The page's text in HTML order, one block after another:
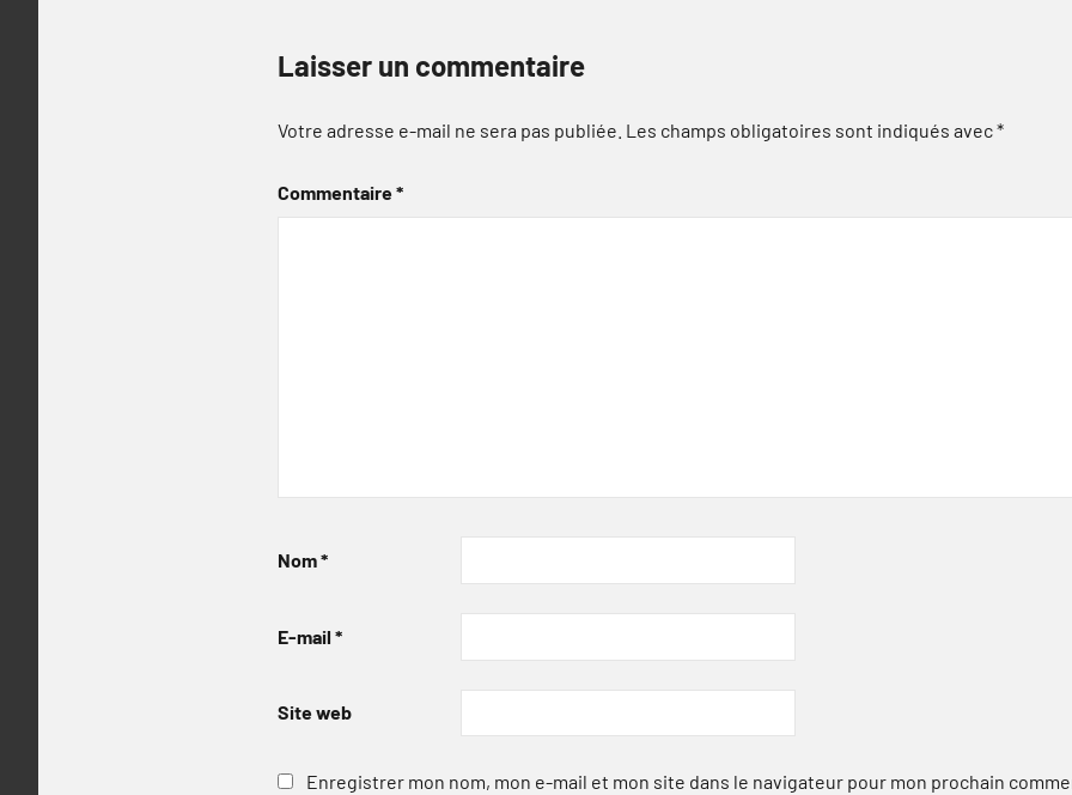
Laisser un commentaire
Votre adresse e-mail ne sera pas publiée. Les champs obligatoires sont indiqués avec*
Commentaire*
Nom*
E-mail *
Site web
Enregistrer mon nom, mon e-mail et mon site dans le navigateur pour mon prochain